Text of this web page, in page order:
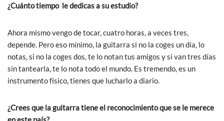
¿Cuánto tiempo le dedicas a su estudio?
Ahora mismo vengo de tocar, cuatro horas, a veces tres,
depende. Pero eso mínimo, la guitarra si no la coges un día, lo
notas, si no la coges dos, te lo notan tus amigos y si van tres días
sin tantearla, te lo nota todo el mundo. Es tremendo, es un
instrumento físico, tienes que lucharlo a diario.
¿Crees que la guitarra tiene el reconocimiento que se le merece